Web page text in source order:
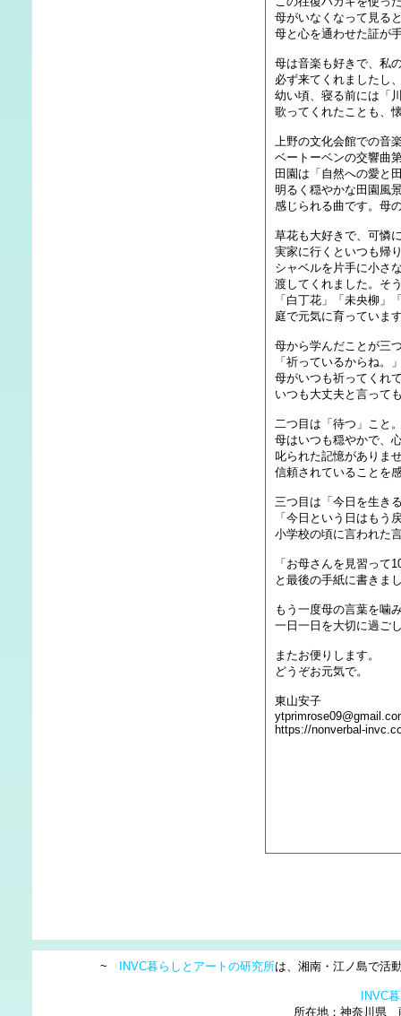
母がいなくなって見る
母と心を通わせた証が
母は音楽も好きで、私
必ず来てくれましたし
幼い頃、寝る前には「
歌ってくれたことも、
上野の文化会館での音
ベートーベンの交響曲
田園は「自然への愛と
明るく穏やかな田園風
感じられる曲です。母
草花も大好きで、可憐
実家に行くといつも帰
シャベルを片手に小さ
渡してくれました。そ
「白丁花」「未央柳」
庭で元気に育っていま
母から学んだことが三
「祈っているからね。
母がいつも祈ってくれ
いつも大丈夫と言って
二つ目は「待つ」こと
母はいつも穏やかで、
叱られた記憶がありま
信頼されていることを
三つ目は「今日を生き
「今日という日はもう
小学校の頃に言われた
「お母さんを見習って
と最後の手紙に書きま
もう一度母の言葉を噛
一日一日を大切に過ご
またお便りします。
どうぞお元気で。
東山安子
https://nonverbal-
~ INVC暮らしとアートの研究所は、湘南・江ノ島で活
INVC
所在地：神奈川